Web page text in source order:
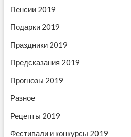
а
Пенсии 2019
Подарки 2019
Праздники 2019
Предсказания 2019
Прогнозы 2019
Разное
Рецепты 2019
Фестивали и конкурсы 2019